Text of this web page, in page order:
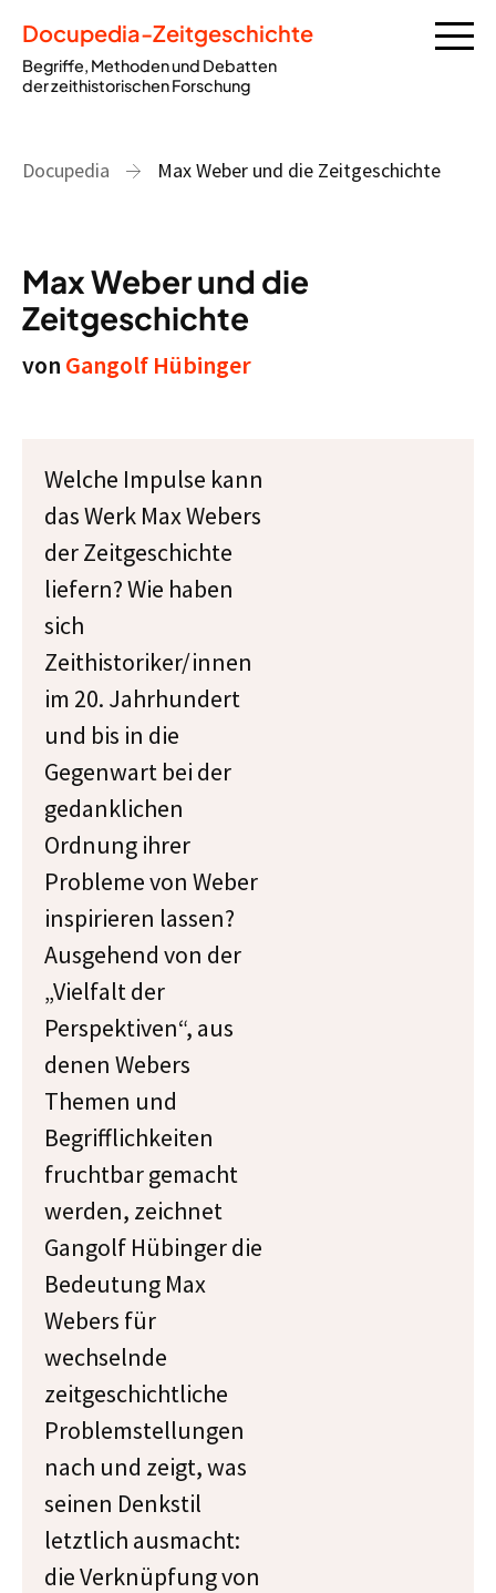
Docupedia-Zeitgeschichte
Begriffe, Methoden und Debatten
der zeithistorischen Forschung
Docupedia Max Weber und die Zeitgeschichte
Max Weber und die
Zeitgeschichte
von Gangolf Hübinger
Welche Impulse kann
das Werk Max Webers
der Zeitgeschichte
liefern? Wie haben
sich
Zeithistoriker/innen
im 20. Jahrhundert
und bis in die
Gegenwart bei der
gedanklichen
Ordnung ihrer
Probleme von Weber
inspirieren lassen?
Ausgehend von der
„Vielfalt der
Perspektiven“, aus
denen Webers
Themen und
Begrifflichkeiten
fruchtbar gemacht
werden, zeichnet
Gangolf Hübinger die
Bedeutung Max
Webers für
wechselnde
zeitgeschichtliche
Problemstellungen
nach und zeigt, was
seinen Denkstil
letztlich ausmacht:
die Verknüpfung von